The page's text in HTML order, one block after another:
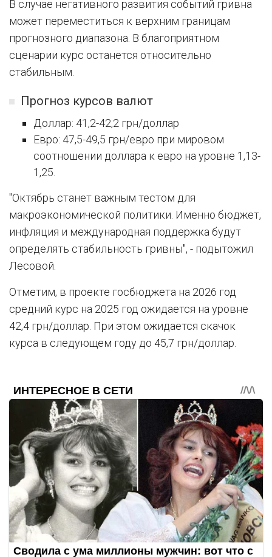
В случае негативного развития событий гривна
может переместиться к верхним границам
прогнозного диапазона. В благоприятном
сценарии курс останется относительно
стабильным.
Прогноз курсов валют
Доллар: 41,2-42,2 грн/доллар
Евро: 47,5-49,5 грн/евро при мировом
соотношении доллара к евро на уровне 1,13-
1,25.
"Октябрь станет важным тестом для
макроэкономической политики. Именно бюджет,
инфляция и международная поддержка будут
определять стабильность гривны", - подытожил
Лесовой.
Отметим, в проекте госбюджета на 2026 год
средний курс на 2025 год ожидается на уровне
42,4 грн/доллар. При этом ожидается скачок
курса в следующем году до 45,7 грн/доллар.